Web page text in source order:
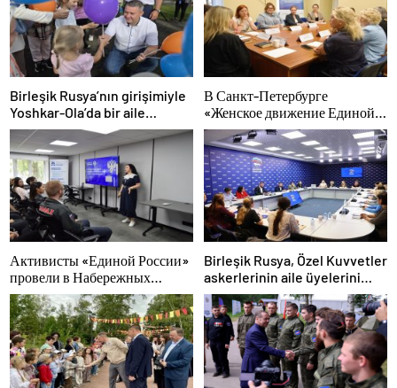
Birleşik Rusya’nın girişimiyle
Yoshkar-Ola’da bir aile
festivali düzenlendi
В Санкт-Петербурге
«Женское движение Единой
России» сформировало
предложения по развитию
городских программ
поддержки женщин
Активисты «Единой России»
провели в Набережных
Челнах просветительские
мероприятия для молодых
специалистов КАМАЗа
Birleşik Rusya, Özel Kuvvetler
askerlerinin aile üyelerini
yeni hükümet destek
önlemleri hakkında
bilgilendirdi